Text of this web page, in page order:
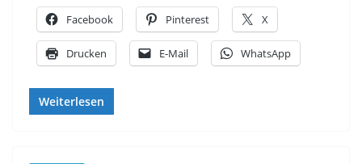
Facebook Pinterest X
Drucken E-Mail WhatsApp
Weiterlesen